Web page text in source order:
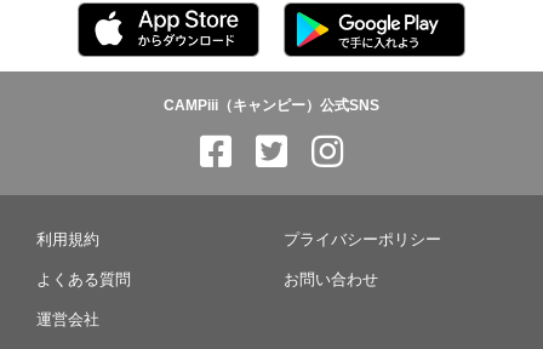
CAMPiii（キャンピー）公式SNS
利用規約 プライバシーポリシー
よくある質問 お問い合わせ
運営会社